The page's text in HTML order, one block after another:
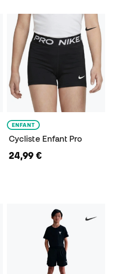
ENFANT
Cycliste Enfant Pro
24,99 €